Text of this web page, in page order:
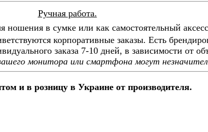
Ручная работа.
ношения в сумке или как самостоятельный
корпоративные заказы. Есть
заказа 7-10 дней, в зависимости от
монитора или смартфона могут
и в розницу в Украине от производителя.